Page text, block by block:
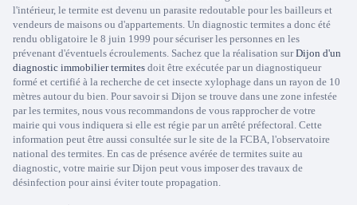
l'intérieur, le termite est devenu un parasite redoutable pour les bailleurs et
vendeurs de maisons ou d'appartements. Un diagnostic termites a donc été
rendu obligatoire le 8 juin 1999 pour sécuriser les personnes en les
prévenant d'éventuels écroulements. Sachez que la réalisation surDijon d'un
diagnostic immobilier termites doit être exécutée par un diagnostiqueur
formé et certifié à la recherche de cet insecte xylophage dans un rayon de 10
mètres autour du bien. Pour savoir si Dijon se trouve dans une zone infestée
par les termites, nous vous recommandons de vous rapprocher de votre
mairie qui vous indiquera si elle est régie par un arrêté préfectoral. Cette
information peut être aussi consultée sur le site de la FCBA, l'observatoire
national des termites. En cas de présence avérée de termites suite au
diagnostic, votre mairie sur Dijon peut vous imposer des travaux de
désinfection pour ainsi éviter toute propagation.